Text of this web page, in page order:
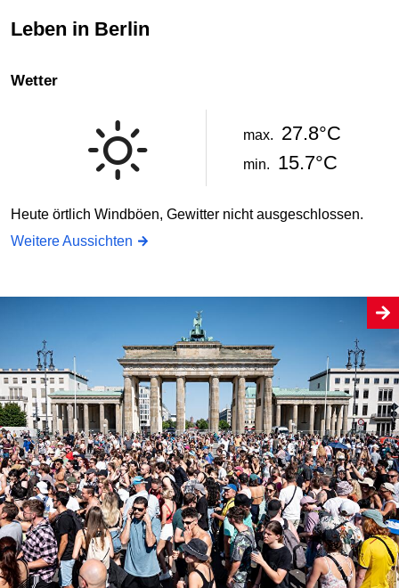
Leben in Berlin
Wetter
max. 27.8°C
min. 15.7°C
Heute örtlich Windböen, Gewitter nicht ausgeschlossen.
Weitere Aussichten